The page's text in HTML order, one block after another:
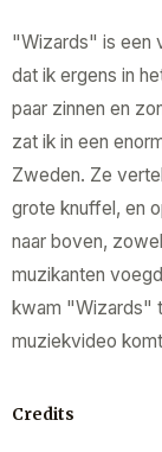
"Wizards" is een
dat ik ergens in
paar zinnen en
zat ik in een
Zweden. Ze
grote knuffel, en
naar boven,
muzikanten
kwam "Wizards"
muziekvideo
Credits